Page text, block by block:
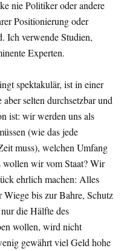
nie Politiker oder andere
Positionierung oder
Ich verwende Studien,
Experten.
spektakulär, ist in einer
selten durchsetzbar und
ist: wir werden uns als
(wie das jede
muss), welchen Umfang
wir vom Staat? Wir
ehrlich machen: Alles
Wiege bis zur Bahre, Schutz
die Hälfte des
wollen, wird nicht
gewährt viel Geld hohe